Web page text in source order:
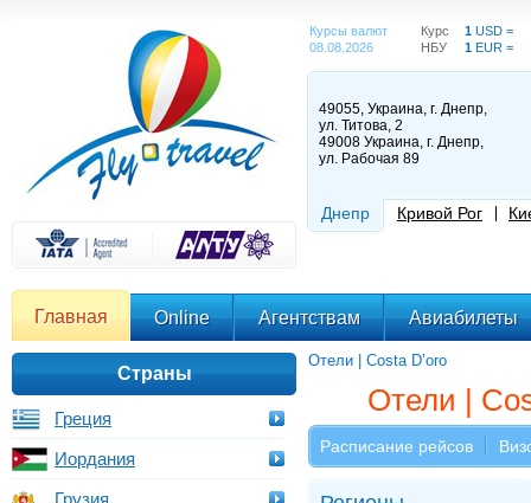
Курсы валют
08.08.2026
Курс
НБУ
1 USD =
1 EUR =
49055, Украина, г. Днепр,
ул. Титова, 2
49008 Украина, г. Днепр,
ул. Рабочая 89
Днепр Кривой Рог
Главная Online Агентствам Авиабилеты
Страны
Греция
Иордания
Грузия
Отели | Costa D’oro
Отели |
Расписание рейсов